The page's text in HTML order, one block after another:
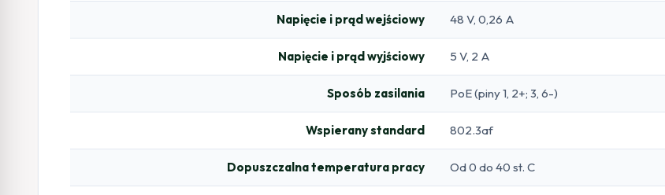
Napięcie i prąd wejściowy 48 V, 0,26 A
Napięcie i prąd wyjściowy 5 V, 2 A
Sposób zasilania PoE (piny 1, 2+; 3, 6-)
Wspierany standard 802.3af
Dopuszczalna temperatura pracy Od 0 do 40 st. C